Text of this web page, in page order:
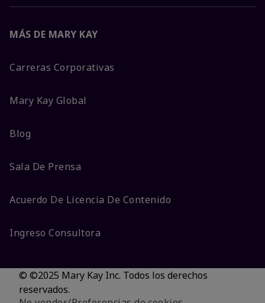
MÁS DE MARY KAY
Carreras Corporativas
Mary Kay Global
Blog
Sala De Prensa
Acuerdo De Licencia De Contenido
Ingreso Consultora
© ©2025 Mary Kay Inc. Todos los derechos
reservados.